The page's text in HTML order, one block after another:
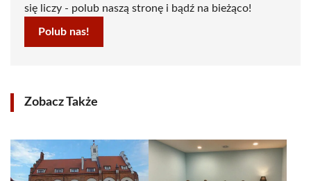
się liczy - polub naszą stronę i bądź na bieżąco!
Polub nas!
Zobacz Także